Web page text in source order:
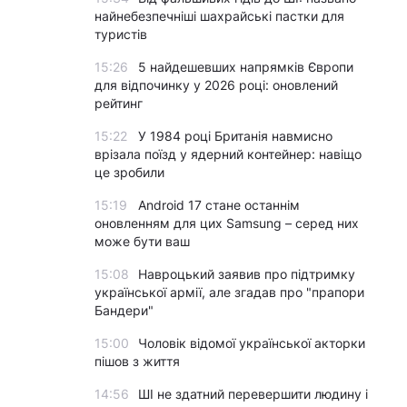
найнебезпечніші шахрайські пастки для
туристів
15:26
5 найдешевших напрямків Європи
для відпочинку у 2026 році: оновлений
рейтинг
15:22
У 1984 році Британія навмисно
врізала поїзд у ядерний контейнер: навіщо
це зробили
15:19
Android 17 стане останнім
оновленням для цих Samsung – серед них
може бути ваш
15:08
Навроцький заявив про підтримку
української армії, але згадав про "прапори
Бандери"
15:00
Чоловік відомої української акторки
пішов з життя
14:56
ШІ не здатний перевершити людину і